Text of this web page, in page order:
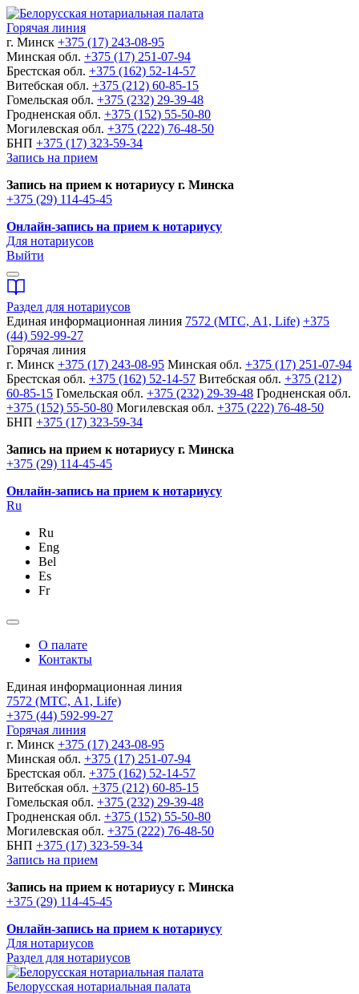
Горячая линия
г. Минск +375 (17) 243-08-95
Минская обл. +375 (17) 251-07-94
Брестская обл. +375 (162) 52-14-57
Витебская обл. +375 (212) 60-85-15
Гомельская обл. +375 (232) 29-39-48
Гродненская обл. +375 (152) 55-50-80
Могилевская обл. +375 (222) 76-48-50
БНП +375 (17) 323-59-34
Запись на прием
Запись на прием к нотариусу г. Минска
+375 (29) 114-45-45
Онлайн-запись на прием к нотариусу
Для нотариусов
Выйти
Раздел для нотариусов
Единая информационная линия 7572 (МТС, A1, Life) +375
(44) 592-99-27
Горячая линия
г. Минск +375 (17) 243-08-95 Минская обл. +375 (17) 251-07-94
Брестская обл. +375 (162) 52-14-57 Витебская обл. +375 (212)
60-85-15 Гомельская обл. +375 (232) 29-39-48 Гродненская обл.
+375 (152) 55-50-80 Могилевская обл. +375 (222) 76-48-50
БНП +375 (17) 323-59-34
Запись на прием к нотариусу г. Минска
+375 (29) 114-45-45
Онлайн-запись на прием к нотариусу
Ru
Ru
Eng
Bel
Es
Fr
О палате
Контакты
Единая информационная линия
7572 (МТС, A1, Life)
+375 (44) 592-99-27
Горячая линия
г. Минск +375 (17) 243-08-95
Минская обл. +375 (17) 251-07-94
Брестская обл. +375 (162) 52-14-57
Витебская обл. +375 (212) 60-85-15
Гомельская обл. +375 (232) 29-39-48
Гродненская обл. +375 (152) 55-50-80
Могилевская обл. +375 (222) 76-48-50
БНП +375 (17) 323-59-34
Запись на прием
Запись на прием к нотариусу г. Минска
+375 (29) 114-45-45
Онлайн-запись на прием к нотариусу
Для нотариусов
Раздел для нотариусов
Белорусская нотариальная палата